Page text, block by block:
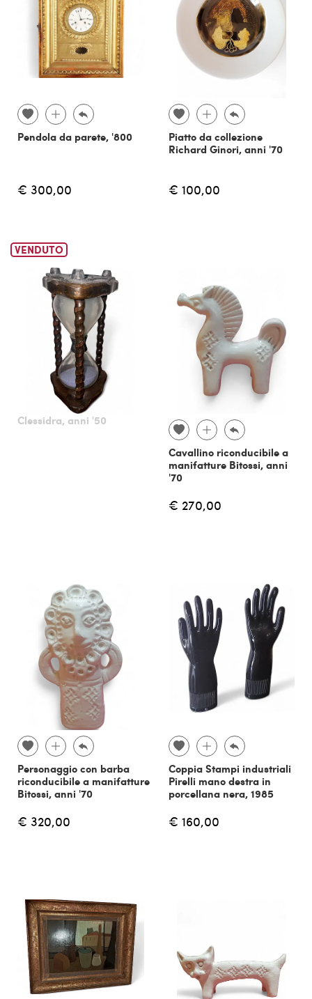
Pendola da parete, '800
€ 300,00
Piatto da collezione
Richard Ginori, anni '70
€ 100,00
VENDUTO
Clessidra, anni '50
Cavallino riconducibile a
manifatture Bitossi, anni
'70
€ 270,00
Personaggio con barba
riconducibile a manifatture
Bitossi, anni '70
€ 320,00
Coppia Stampi industriali
Pirelli mano destra in
porcellana nera, 1985
€ 160,00